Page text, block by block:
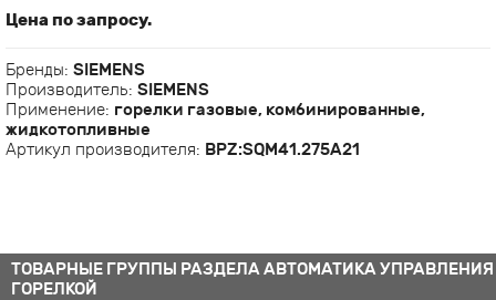
Цена по запросу.
Бренды: SIEMENS
Производитель: SIEMENS
Применение: горелки газовые, комбинированные,
жидкотопливные
Артикул производителя: BPZ:SQM41.275A21
ТОВАРНЫЕ ГРУППЫ РАЗДЕЛА АВТОМАТИКА УПРАВЛЕНИЯ
ГОРЕЛКОЙ